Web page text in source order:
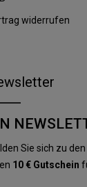
widerrufen
Sie sich zu den
10 € Gutschein